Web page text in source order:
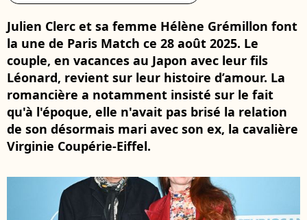
Julien Clerc et sa femme Hélène Grémillon font
la une de Paris Match ce 28 août 2025. Le
couple, en vacances au Japon avec leur fils
Léonard, revient sur leur histoire d’amour. La
romancière a notamment insisté sur le fait
qu'à l'époque, elle n'avait pas brisé la relation
de son désormais mari avec son ex, la cavalière
Virginie Coupérie-Eiffel.